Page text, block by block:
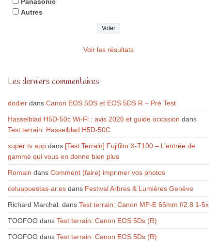
Autres
Voir les résultats
Les derniers commentaires
dodierdans Canon EOS 5DS et EOS 5DS R – Pré Test
Hasselblad H5D-50c Wi-Fi : avis 2026 et guide occasion dans
Test terrain: Hasselblad H5D-50C
xuper tv appdans [Test Terrain] Fujifilm X-T100 – L’entrée de
gamme qui vous en donne bien plus
Romain dans Comment (faire) imprimer vos photos
celuapuestas-ar.esdans Festival Arbres & Lumières Genève
Richard Marchal. dans Test terrain: Canon MP-E 65mm f/2.8 1-5x
TOOFOOdans Test terrain: Canon EOS 5Ds (R)
TOOFOOdans Test terrain: Canon EOS 5Ds (R)